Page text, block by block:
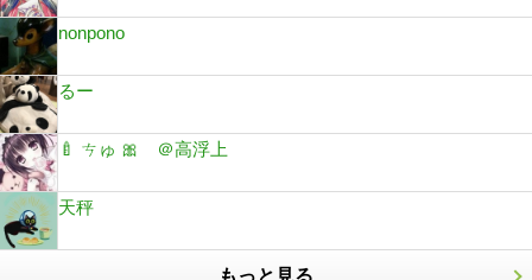
nonpono
るー
🍼 ㄘゅ 🎀 ＠高浮上
天秤